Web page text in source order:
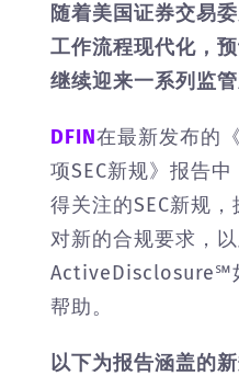
随着美国证券交易
工作流程现代化，
继续迎来一系列监管
DFIN在最新发布的
项SEC新规》报告
得关注的SEC新规
对新的合规要求，以
ActiveDisclosure℠
帮助。
以下为报告涵盖的新